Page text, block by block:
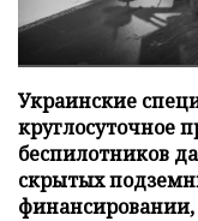
Украинские
круглосуточное
беспилотников
скрытых
финансировании,